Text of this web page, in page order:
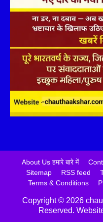
About Us हमारे बारे में
Sitemap
RSS feed
Terms & Conditions
Copyright ©️ 2026
Reserved.